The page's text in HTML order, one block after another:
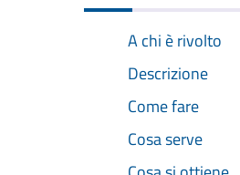
A chi è rivolto
Descrizione
Come fare
Cosa serve